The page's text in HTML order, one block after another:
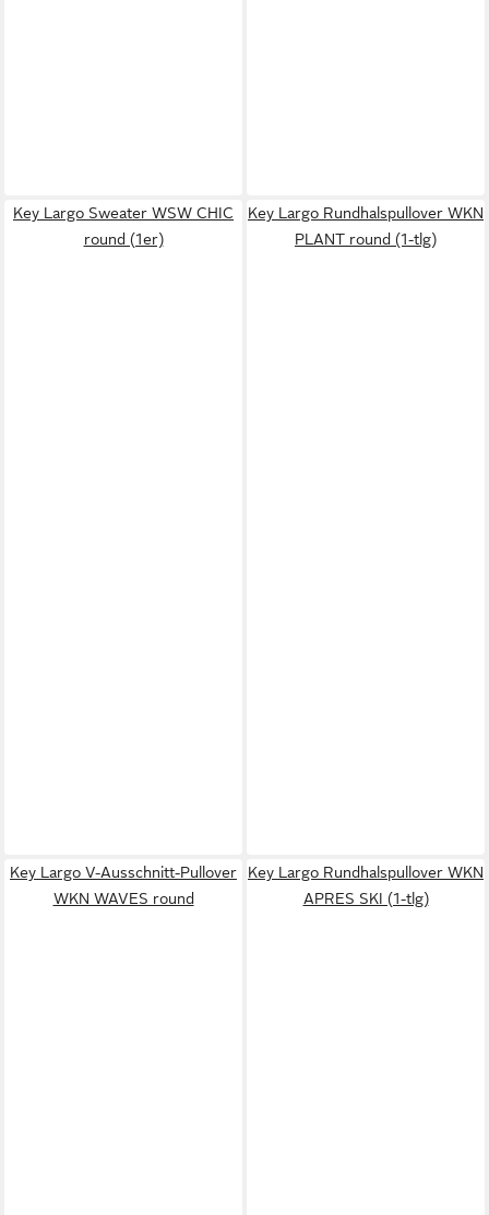
Key Largo Sweater WSW CHIC
round (1er)
Key Largo Rundhalspullover WKN
PLANT round (1-tlg)
Key Largo V-Ausschnitt-Pullover
WKN WAVES round
Key Largo Rundhalspullover WKN
APRES SKI (1-tlg)